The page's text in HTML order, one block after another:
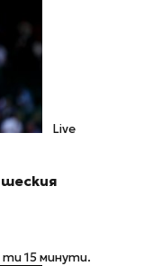
Live
ти 15 минути.